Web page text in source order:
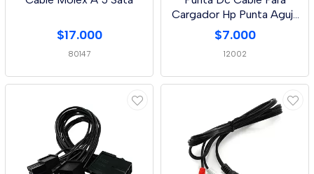
$17.000
80147
Cargador Hp Punta Aguja
7,4 * 5,0 - 1,5 Metros 2
Lineas
$7.000
12002